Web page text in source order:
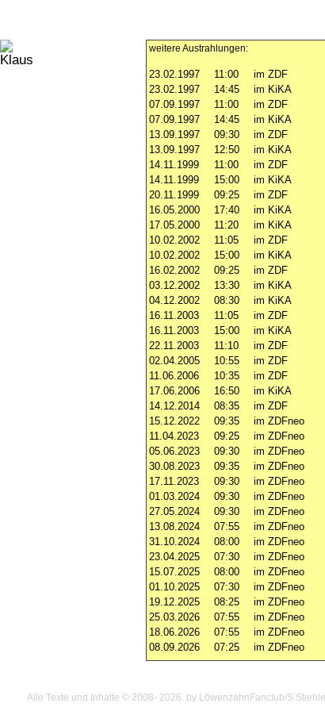
weitere Austrahlungen:
23.02.1997 11:00
im ZDF
23.02.1997
14:45
im KiKA
07.09.1997
11:00
im ZDF
07.09.1997
14:45
im KiKA
13.09.1997
09:30
im ZDF
13.09.1997
12:50
im KiKA
14.11.1999
11:00
im ZDF
14.11.1999
15:00
im KiKA
20.11.1999
09:25
im ZDF
16.05.2000
17:40
im KiKA
17.05.2000
11:20
im KiKA
10.02.2002
11:05
im ZDF
10.02.2002
15:00
im KiKA
16.02.2002
09:25
im ZDF
03.12.2002
13:30
im KiKA
04.12.2002
08:30
im KiKA
16.11.2003
11:05
im ZDF
16.11.2003
15:00
im KiKA
22.11.2003
11:10
im ZDF
02.04.2005
10:55
im ZDF
11.06.2006
10:35
im ZDF
17.06.2006
16:50
im KiKA
14.12.2014
08:35
im ZDF
15.12.2022
09:35
im ZDFneo
11.04.2023
09:25
im ZDFneo
05.06.2023
09:30
im ZDFneo
30.08.2023
09:35
im ZDFneo
17.11.2023
09:30
im ZDFneo
01.03.2024
09:30
im ZDFneo
27.05.2024
09:30
im ZDFneo
13.08.2024
07:55
im ZDFneo
31.10.2024
08:00
im ZDFneo
23.04.2025
07:30
im ZDFneo
15.07.2025
08:00
im ZDFneo
01.10.2025
07:30
im ZDFneo
19.12.2025
08:25
im ZDFneo
25.03.2026
07:55
im ZDFneo
18.06.2026
07:55
im ZDFneo
08.09.2026
07:25 im ZDFneo
Alle Texte und Inhalte © 2008- 2026.
by LöwenzahnFanclub/